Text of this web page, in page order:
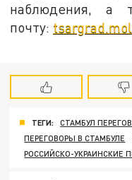
наблюдения, а
почту:
ТЕГИ: СТАМБУЛ
ПЕРЕГОВОРЫ В СТАМБУЛЕ
РОССИЙСКО-УКРАИНСКИЕ